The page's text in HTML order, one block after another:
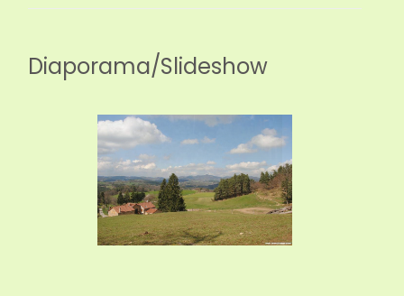
Diaporama/Slideshow